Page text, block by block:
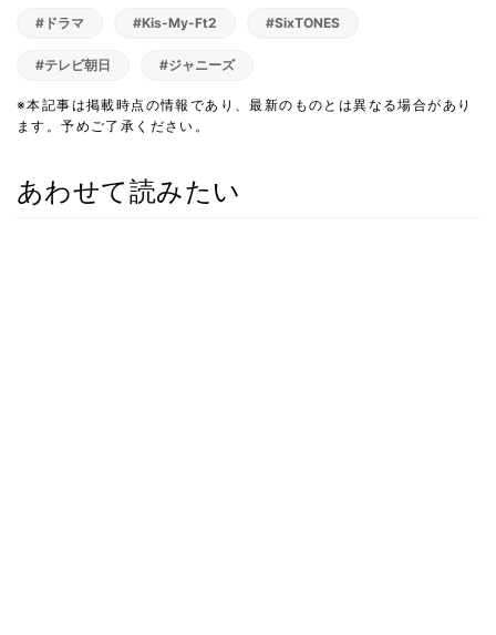
#ドラマ #Kis-My-Ft2 #SixTONES
#テレビ朝日 #ジャニーズ
※本記事は掲載時点の情報であり、最新のものとは異なる場合があり
ます。予めご了承ください。
あわせて読みたい